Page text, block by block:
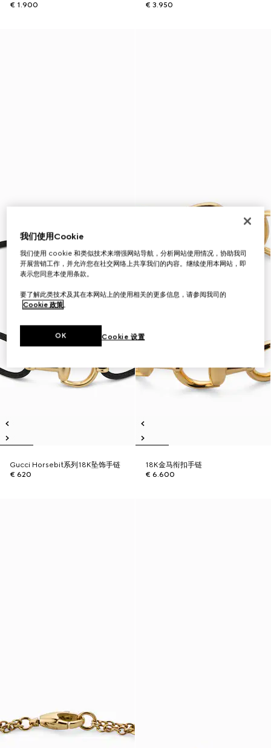
€ 1.900
€ 3.950
Gucci Horsebit系列18K坠饰手链
€ 620
18K金马衔扣手链
€ 6.600
我们使用Cookie
我们使用 cookie 和类似技术来增强网站导航，分析网站使用情况，协助我司
开展营销工作，并允许您在社交网络上共享我们的内容。继续使用本网站，即
表示您同意本使用条款。
要了解此类技术及其在本网站上的使用相关的更多信息，请参阅我司的
Cookie 政策。
Cookie 设置
OK